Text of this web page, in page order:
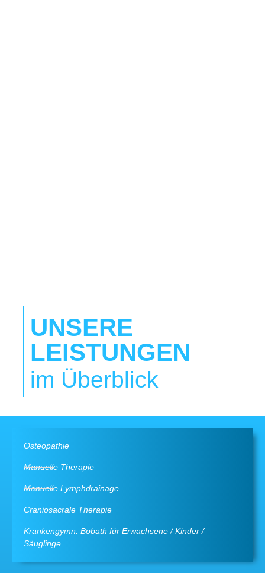
UNSERE
LEISTUNGEN
im Überblick
Osteopathie
Manuelle Therapie
Manuelle Lymphdrainage
Craniosacrale Therapie
Krankengymn. Bobath für Erwachsene / Kinder /
Säuglinge